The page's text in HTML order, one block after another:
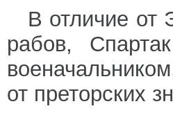
В отличие от
рабов,
от преторских